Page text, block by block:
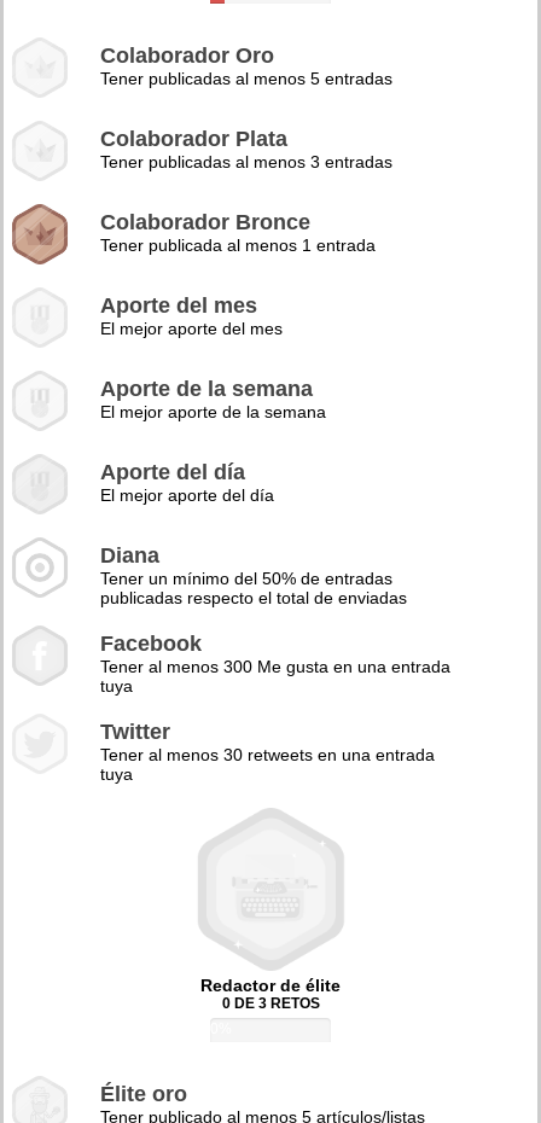
Colaborador Oro
Tener publicadas al menos 5 entradas
Colaborador Plata
Tener publicadas al menos 3 entradas
Colaborador Bronce
Tener publicada al menos 1 entrada
Aporte del mes
El mejor aporte del mes
Aporte de la semana
El mejor aporte de la semana
Aporte del día
El mejor aporte del día
Diana
Tener un mínimo del 50% de entradas
publicadas respecto el total de enviadas
Facebook
Tener al menos 300 Me gusta en una entrada
tuya
Twitter
Tener al menos 30 retweets en una entrada
tuya
Redactor de élite
0 DE 3 RETOS
Élite oro
Tener publicado al menos 5 artículos/listas